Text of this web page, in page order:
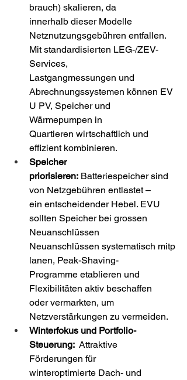
brauch) skalieren, da
innerhalb dieser Modelle
Netznutzungsgebühren entfallen.
Mit standardisierten LEG-/ZEV-
Services,
Lastgangmessungen und
Abrechnungssystemen können EV
U PV, Speicher und
Wärmepumpen in
Quartieren wirtschaftlich und
effizient kombinieren.
Speicher
priorisieren: Batteriespeicher sind
von Netzgebühren entlastet –
ein entscheidender Hebel. EVU
sollten Speicher bei grossen
Neuanschlüssen
Neuanschlüssen systematisch mitp
lanen, Peak-Shaving-
Programme etablieren und
Flexibilitäten aktiv beschaffen
oder vermarkten, um
Netzverstärkungen zu vermeiden.
Winterfokus und Portfolio-
Steuerung: Attraktive
Förderungen für
winteroptimierte Dach- und